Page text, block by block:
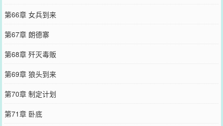
第66章 女兵到来
第67章 朗德寨
第68章 歼灭毒贩
第69章 狼头到来
第70章 制定计划
第71章 卧底